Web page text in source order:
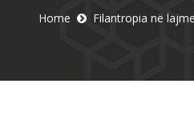
Home Filantropia në lajme